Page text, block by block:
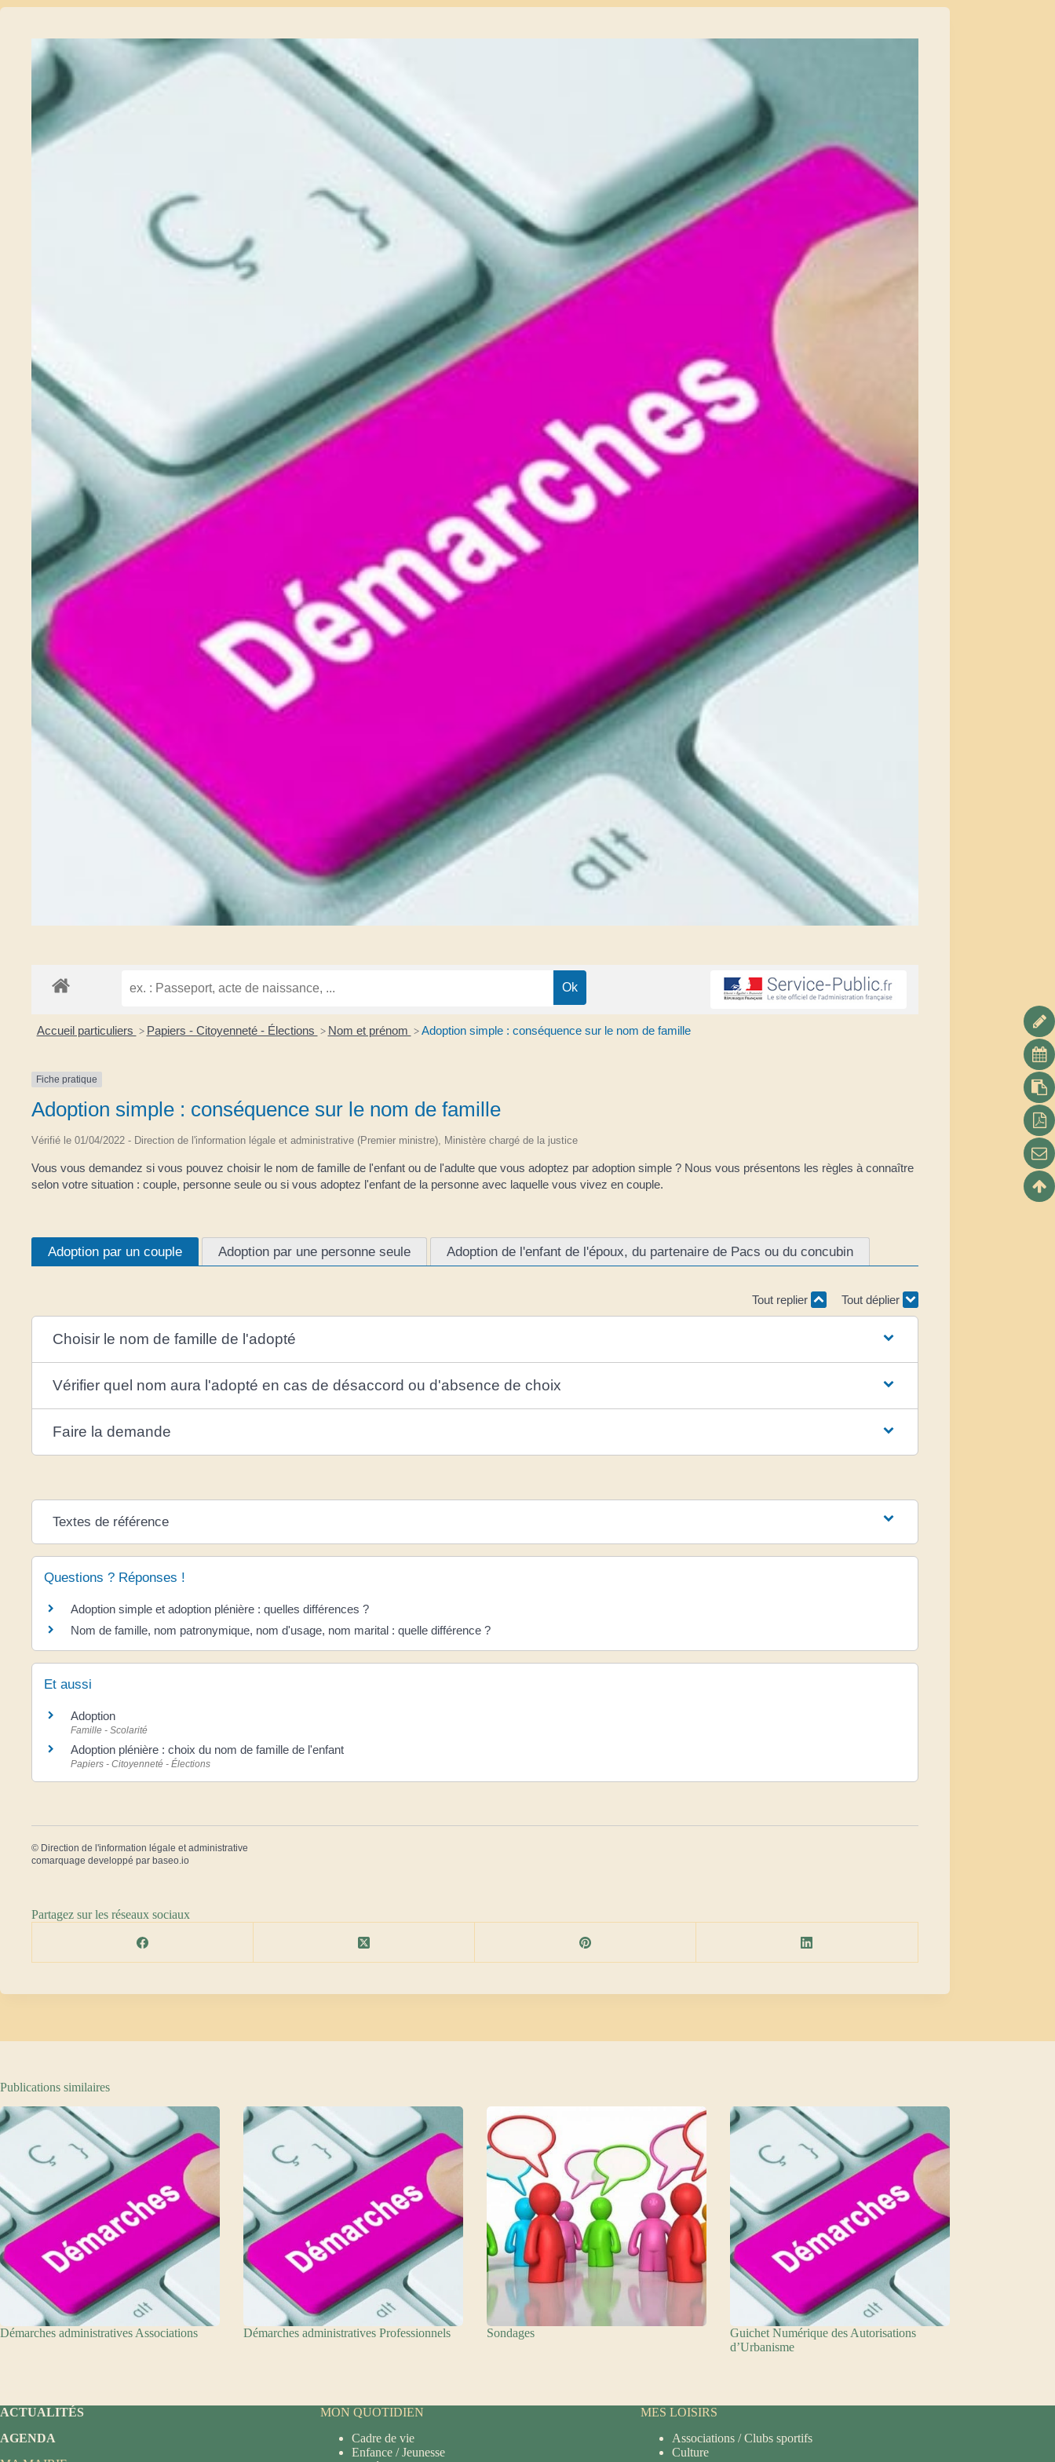
Accueil particuliers > Papiers - Citoyenneté - Élections > Nom et prénom > Adoption simple : conséquence sur le nom de famille
Fiche pratique
Adoption simple : conséquence sur le nom de famille
Vérifié le 01/04/2022 - Direction de l'information légale et administrative (Premier ministre), Ministère chargé de la justice
Vous vous demandez si vous pouvez choisir le nom de famille de l'enfant ou de l'adulte que vous adoptez par adoption simple ? Nous vous présentons les règles à connaître
selon votre situation : couple, personne seule ou si vous adoptez l'enfant de la personne avec laquelle vous vivez en couple.
Adoption par un couple Adoption par une personne seule Adoption de l'enfant de l'époux, du partenaire de Pacs ou du concubin
Tout replier Tout déplier
Choisir le nom de famille de l'adopté
Vérifier quel nom aura l'adopté en cas de désaccord ou d'absence de choix
Faire la demande
Textes de référence
Questions ? Réponses !
Adoption simple et adoption plénière : quelles différences ?
Nom de famille, nom patronymique, nom d'usage, nom marital : quelle différence ?
Et aussi
Adoption
Famille - Scolarité
Adoption plénière : choix du nom de famille de l'enfant
Papiers - Citoyenneté - Élections
© Direction de l'information légale et administrative
comarquage developpé par baseo.io
Partagez sur les réseaux sociaux
Publications similaires
Démarches administratives Associations Démarches administratives Professionnels Sondages
Guichet Numérique des Autorisations
d’Urbanisme
ACTUALITÉS
AGENDA
MON QUOTIDIEN
Cadre de vie
Enfance / Jeunesse
MES LOISIRS
Associations / Clubs sportifs
Culture